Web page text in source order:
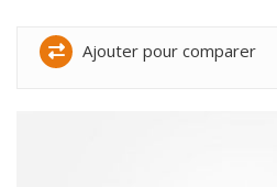
Ajouter pour comparer